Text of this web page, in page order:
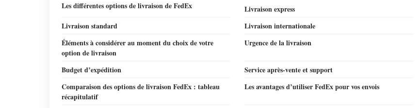
Les différentes options de livraison de FedEx
Livraison express
Livraison standard
Livraison internationale
Éléments à considérer au moment du choix de votre
option de livraison
Urgence de la livraison
Budget d’expédition
Service après-vente et support
Comparaison des options de livraison FedEx : tableau
récapitulatif
Les avantages d’utiliser FedEx pour vos envois